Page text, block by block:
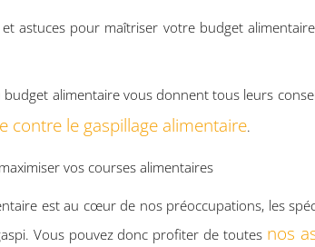
astuces pour maîtriser votre budget
alimentaire vous donnent tous leurs
contre le gaspillage alimentaire.
vos courses alimentaires
est au cœur de nos préoccupations, les
Vous pouvez donc profiter de toutes nos